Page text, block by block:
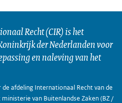
Recht (CIR) is het
der Nederlanden voor
en naleving van het
afdeling Internationaal Recht van de
van Buitenlandse Zaken (BZ /